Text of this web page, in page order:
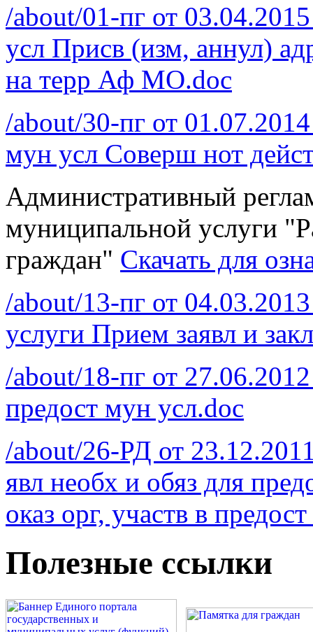
/about/01-пг от
усл Присв (изм, аннул)
на терр Аф МО.doc
/about/30-пг от
мун усл Соверш нот
Административный
муниципальной услуги
граждан" Скачать для
/about/13-пг от
услуги Прием заявл и
/about/18-пг от
предост мун усл.doc
/about/26-РД от
явл необх и обяз для
оказ орг, участв в
Полезные ссылки